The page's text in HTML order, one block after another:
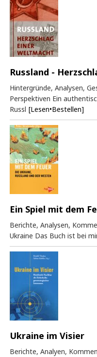
Russland -
Hintergründe, Analysen,
Perspektiven Ein
Russl [Lesen•Bestellen]
Ein Spiel mit dem
Berichte, Analysen,
Ukraine Das Buch ist bei
Ukraine im Visier
Berichte, Analyen,